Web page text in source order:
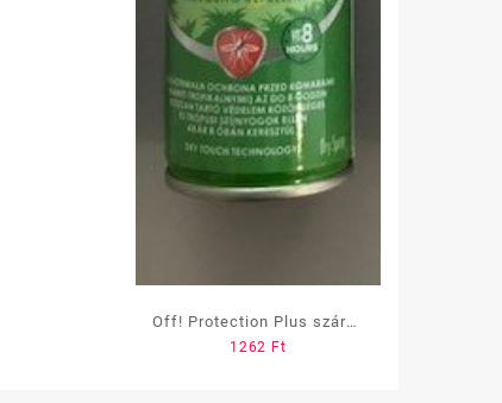
Off! Protection Plus száraz
aerosol
1262 Ft